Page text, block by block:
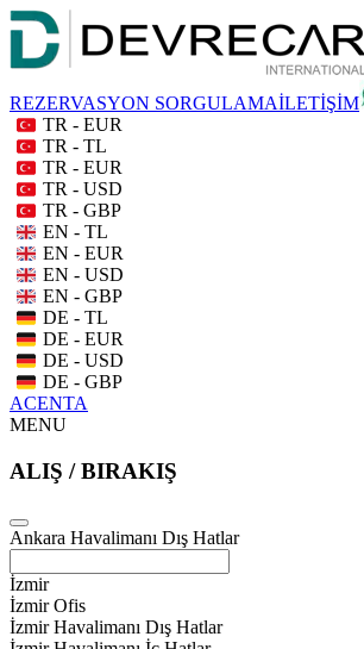
REZERVASYON SORGULAMAİLETİŞİM
TR - EUR
TR - TL
TR - EUR
TR - USD
TR - GBP
EN - TL
EN - EUR
EN - USD
EN - GBP
DE - TL
DE - EUR
DE - USD
DE - GBP
ACENTA
MENU
ALIŞ / BIRAKIŞ
Ankara Havalimanı Dış Hatlar
İzmir
İzmir Ofis
İzmir Havalimanı Dış Hatlar